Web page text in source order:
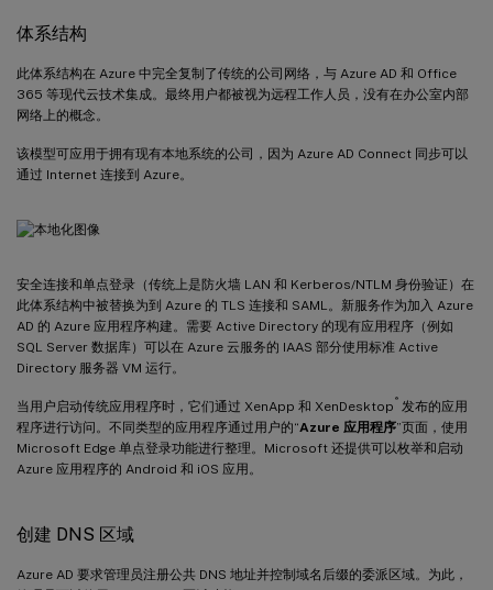
体系结构
此体系结构在 Azure 中完全复制了传统的公司网络，与 Azure AD 和 Office
365 等现代云技术集成。最终用户都被视为远程工作人员，没有在办公室内部
网络上的概念。
该模型可应用于拥有现有本地系统的公司，因为 Azure AD Connect 同步可以
通过 Internet 连接到 Azure。
安全连接和单点登录（传统上是防火墙 LAN 和 Kerberos/NTLM 身份验证）在
此体系结构中被替换为到 Azure 的 TLS 连接和 SAML。新服务作为加入 Azure
AD 的 Azure 应用程序构建。需要 Active Directory 的现有应用程序（例如
SQL Server 数据库）可以在 Azure 云服务的 IAAS 部分使用标准 Active
Directory 服务器 VM 运行。
当用户启动传统应用程序时，它们通过 XenApp 和 XenDesktop ®
发布的应用
程序进行访问。不同类型的应用程序通过用户的“Azure 应用程序”页面，使用
Microsoft Edge 单点登录功能进行整理。Microsoft 还提供可以枚举和启动
Azure 应用程序的 Android 和 iOS 应用。
创建 DNS 区域
Azure AD 要求管理员注册公共 DNS 地址并控制域名后缀的委派区域。为此，